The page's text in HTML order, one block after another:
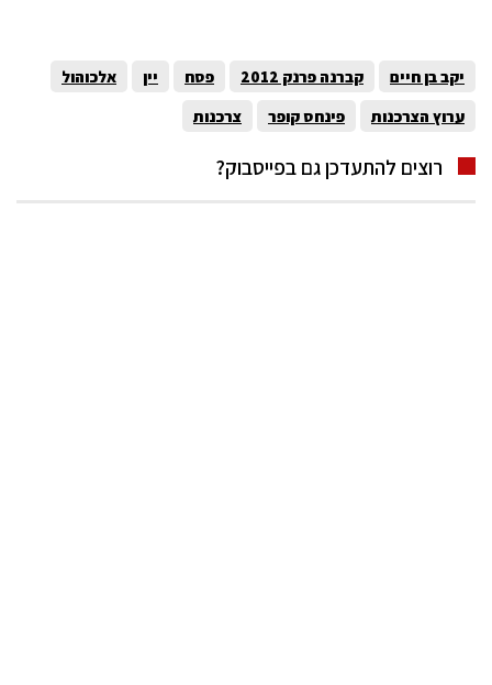
יקב בן חיים קברנה פרנק 2012 פסח יין
אלכוהול
ערוץ הצרכנות
פינחס קופר צרכנות
רוצים להתעדכן גם בפייסבוק?